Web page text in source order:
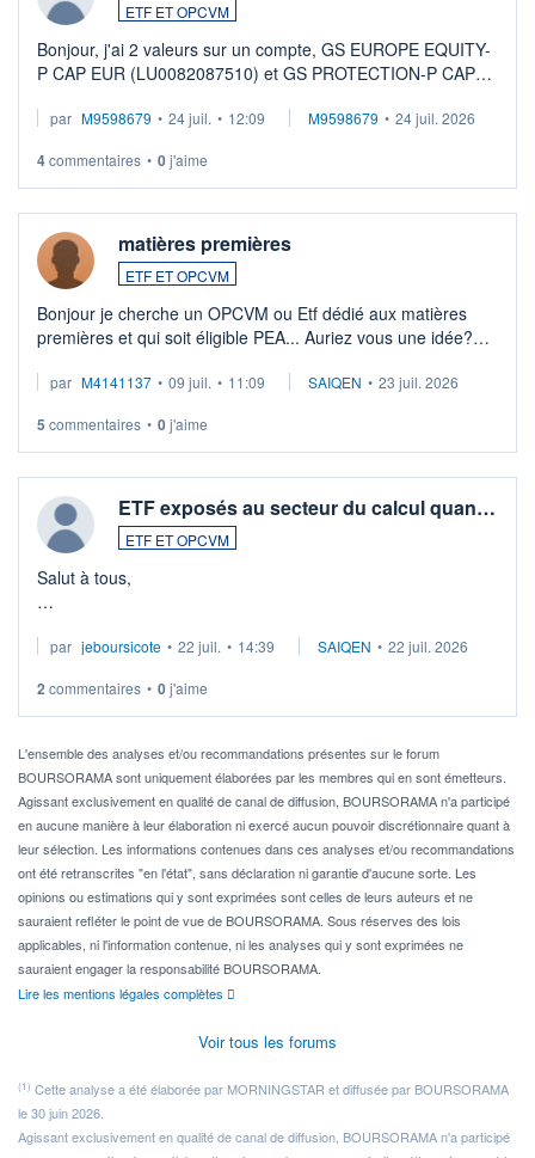
ETF ET OPCVM
Bonjour, j'ai 2 valeurs sur un compte, GS EUROPE EQUITY-
P CAP EUR (LU0082087510) et GS PROTECTION-P CAP
veux procéder à la vente, on me signale ...
par M9598679 • 24 juil. • 12:09 M9598679 • 24 juil. 2026
4commentaires • 0j'aime
matières premières
ETF ET OPCVM
Bonjour je cherche un OPCVM ou Etf dédié aux matières
premières et qui soit éligible PEA... Auriez vous une idée?
par M4141137 • 09 juil. • 11:09 SAIQEN • 23 juil. 2026
5 commentaires • 0j'aime
ETF exposés au secteur du calcul quan…
ETF ET OPCVM
Salut à tous,
via un ETF plutôt que des actions individuelles.
Idéalement, je voudrais qu'il soit éligible au PEA.
Pour l' ...
par jeboursicote • 22 juil. • 14:39 SAIQEN • 22 juil. 2026
2 commentaires • 0j'aime
L'ensemble des analyses et/ou recommandations présentes sur le forum
BOURSORAMA sont uniquement élaborées par les membres qui en sont émetteurs.
Agissant exclusivement en qualité de canal de diffusion, BOURSORAMA n'a participé
en aucune manière à leur élaboration ni exercé aucun pouvoir discrétionnaire quant à
leur sélection. Les informations contenues dans ces analyses et/ou recommandations
ont été retranscrites "en l'état", sans déclaration ni garantie d'aucune sorte. Les
opinions ou estimations qui y sont exprimées sont celles de leurs auteurs et ne
sauraient refléter le point de vue de BOURSORAMA. Sous réserves des lois
applicables, ni l'information contenue, ni les analyses qui y sont exprimées ne
sauraient engager la responsabilité BOURSORAMA.
Lire les mentions légales complètes
Voir tous les forums
(1) Cette analyse a été élaborée par MORNINGSTAR et diffusée par BOURSORAMA
le 30 juin 2026.
Agissant exclusivement en qualité de canal de diffusion, BOURSORAMA n'a participé